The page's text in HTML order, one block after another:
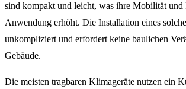
sind kompakt und leicht, was ihre Mobilität
Anwendung erhöht. Die Installation eines
unkompliziert und erfordert keine baulichen
Gebäude.
Die meisten tragbaren Klimageräte nutzen ein